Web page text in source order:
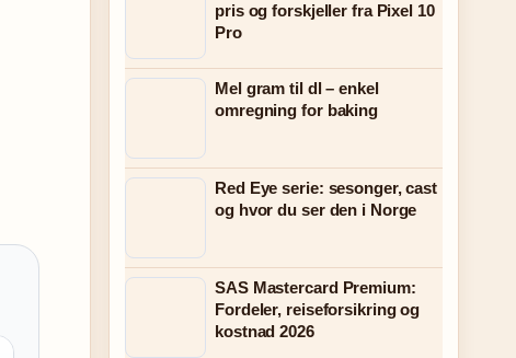
pris og forskjeller fra Pixel 10
Pro
Mel gram til dl – enkel
omregning for baking
Red Eye serie: sesonger, cast
og hvor du ser den i Norge
SAS Mastercard Premium:
Fordeler, reiseforsikring og
kostnad 2026